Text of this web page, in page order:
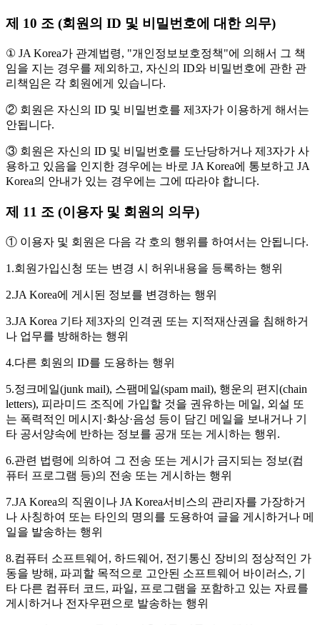
제 10 조 (회원의 ID 및 비밀번호에 대한 의무)
① JA Korea가 관계법령, "개인정보보호정책"에 의해서 그 책
임을 지는 경우를 제외하고, 자신의 ID와 비밀번호에 관한 관
리책임은 각 회원에게 있습니다.
② 회원은 자신의 ID 및 비밀번호를 제3자가 이용하게 해서는
안됩니다.
③ 회원은 자신의 ID 및 비밀번호를 도난당하거나 제3자가 사
용하고 있음을 인지한 경우에는 바로 JA Korea에 통보하고 JA
Korea의 안내가 있는 경우에는 그에 따라야 합니다.
제 11 조 (이용자 및 회원의 의무)
① 이용자 및 회원은 다음 각 호의 행위를 하여서는 안됩니다.
1.회원가입신청 또는 변경 시 허위내용을 등록하는 행위
2.JA Korea에 게시된 정보를 변경하는 행위
3.JA Korea 기타 제3자의 인격권 또는 지적재산권을 침해하거
나 업무를 방해하는 행위
4.다른 회원의 ID를 도용하는 행위
5.정크메일(junk mail), 스팸메일(spam mail), 행운의 편지(chain
letters), 피라미드 조직에 가입할 것을 권유하는 메일, 외설 또
는 폭력적인 메시지·화상·음성 등이 담긴 메일을 보내거나 기
타 공서양속에 반하는 정보를 공개 또는 게시하는 행위.
6.관련 법령에 의하여 그 전송 또는 게시가 금지되는 정보(컴
퓨터 프로그램 등)의 전송 또는 게시하는 행위
7.JA Korea의 직원이나 JA Korea서비스의 관리자를 가장하거
나 사칭하여 또는 타인의 명의를 도용하여 글을 게시하거나 메
일을 발송하는 행위
8.컴퓨터 소프트웨어, 하드웨어, 전기통신 장비의 정상적인 가
동을 방해, 파괴할 목적으로 고안된 소프트웨어 바이러스, 기
타 다른 컴퓨터 코드, 파일, 프로그램을 포함하고 있는 자료를
게시하거나 전자우편으로 발송하는 행위